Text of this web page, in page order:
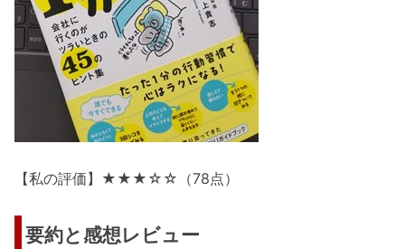
【私の評価】★★★☆☆（78点）
要約と感想レビュー